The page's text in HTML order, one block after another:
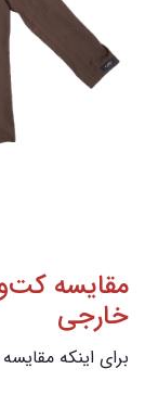
مقایسه
خارجی
برای اینکه